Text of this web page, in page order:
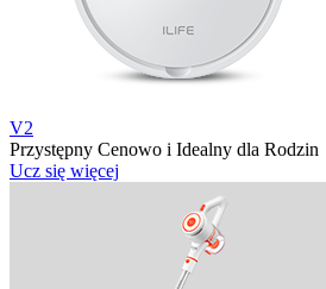
V2
Przystępny Cenowo i Idealny dla Rodzin
Ucz się więcej